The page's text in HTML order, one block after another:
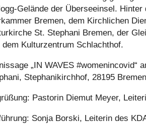
Gelände der Über­see­insel.
Bremen, dem Kirch­li­chen
St. Stephani Bremen, der
dem Kul­tur­zen­trum Schlacht­hof.
„IN WAVES #wome­nin­co­vid“
Ste­pha­nikirch­hof, 28195 Bremen
Pastorin Diemut Meyer,
Sonja Borski, Leiterin des